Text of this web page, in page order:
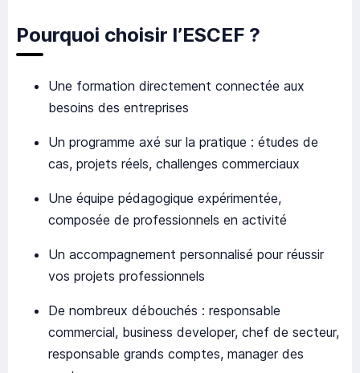
Pourquoi choisir l’ESCEF ?
Une formation directement connectée aux
besoins des entreprises
Un programme axé sur la pratique : études de
cas, projets réels, challenges commerciaux
Une équipe pédagogique expérimentée,
composée de professionnels en activité
Un accompagnement personnalisé pour réussir
vos projets professionnels
De nombreux débouchés : responsable
commercial, business developer, chef de secteur,
responsable grands comptes, manager des